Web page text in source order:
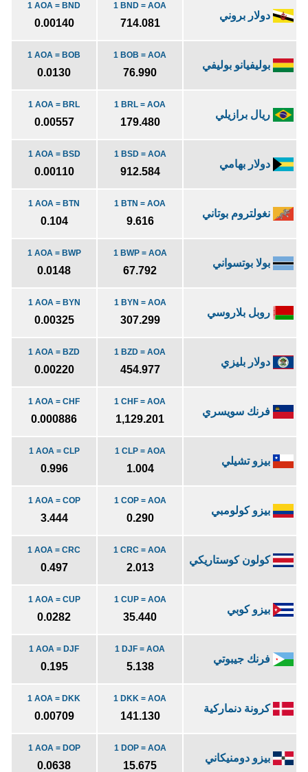
دولار بروني
1 BND = AOA
714.081
1 AOA = BND
0.00140
بوليفيانو بوليفي
1 BOB = AOA
76.990
1 AOA = BOB
0.0130
ريال برازيلي
1 BRL = AOA
179.480
1 AOA = BRL
0.00557
دولار بهامي
1 BSD = AOA
912.584
1 AOA = BSD
0.00110
نغولتروم بوتاني
1 BTN = AOA
9.616
1 AOA = BTN
0.104
بولا بوتسواني
1 BWP = AOA
67.792
1 AOA = BWP
0.0148
روبل بلاروسي
1 BYN = AOA
307.299
1 AOA = BYN
0.00325
دولار بليزي
1 BZD = AOA
454.977
1 AOA = BZD
0.00220
فرنك سويسري
1 CHF = AOA
1,129.201
1 AOA = CHF
0.000886
بيزو تشيلي
1 CLP = AOA
1.004
1 AOA = CLP
0.996
بيزو كولومبي
1 COP = AOA
0.290
1 AOA = COP
3.444
كولون كوستاريكي
1 CRC = AOA
2.013
1 AOA = CRC
0.497
بيزو كوبي
1 CUP = AOA
35.440
1 AOA = CUP
0.0282
فرنك جيبوتي
1 DJF = AOA
5.138
1 AOA = DJF
0.195
كرونة دنماركية
1 DKK = AOA
141.130
1 AOA = DKK
0.00709
بيزو دومنيكاني
1 DOP = AOA
15.675
1 AOA = DOP
0.0638